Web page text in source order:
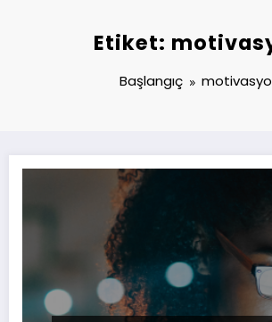
Etiket:
Başlangıç